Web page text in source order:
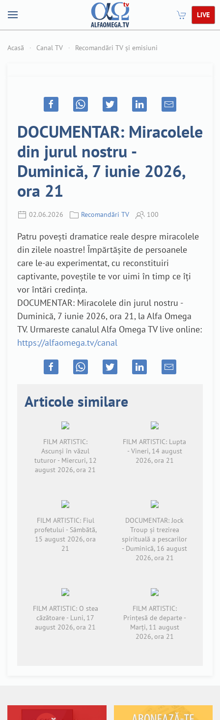
LIVE
Acasă Canal TV Recomandări TV și emisiuni
DOCUMENTAR: Miracolele
din jurul nostru -
Duminică, 7 iunie 2026,
ora 21
02.06.2026 Recomandări TV 100
Patru povești dramatice reale despre miracolele
din zilele noastre! Împărtășite de persoanele
care le-au experimentat, cu reconstituiri
captivante, poveștile te vor uimi în timp ce îți
vor întări credința.
DOCUMENTAR: Miracolele din jurul nostru -
Duminică, 7 iunie 2026, ora 21, la Alfa Omega
TV. Urmareste canalul Alfa Omega TV live online:
https://alfaomega.tv/canal
Articole similare
FILM ARTISTIC:
Ascunși în văzul
tuturor - Miercuri, 12
august 2026, ora 21
FILM ARTISTIC: Lupta
- Vineri, 14 august
2026, ora 21
FILM ARTISTIC: Fiul
profetului - Sâmbătă,
15 august 2026, ora
21
DOCUMENTAR: Jock
Troup și trezirea
spirituală a pescarilor
- Duminică, 16 august
2026, ora 21
FILM ARTISTIC: O stea
căzătoare - Luni, 17
august 2026, ora 21
FILM ARTISTIC:
Prințesă de departe -
Marți, 11 august
2026, ora 21